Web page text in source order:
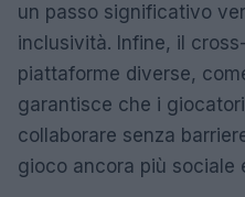
un passo significativo
inclusività. Infine, il
piattaforme diverse,
garantisce che i
collaborare senza
gioco ancora più sociale